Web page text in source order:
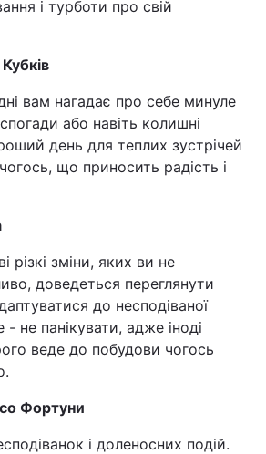
і турботи про свій
вам нагадає про себе минуле
або навіть колишні
день для теплих зустрічей
що приносить радість і
різкі зміни, яких ви не
доведеться переглянути
до несподіваної
- не панікувати, адже іноді
веде до побудови чогось
Фортуни
і доленосних подій.